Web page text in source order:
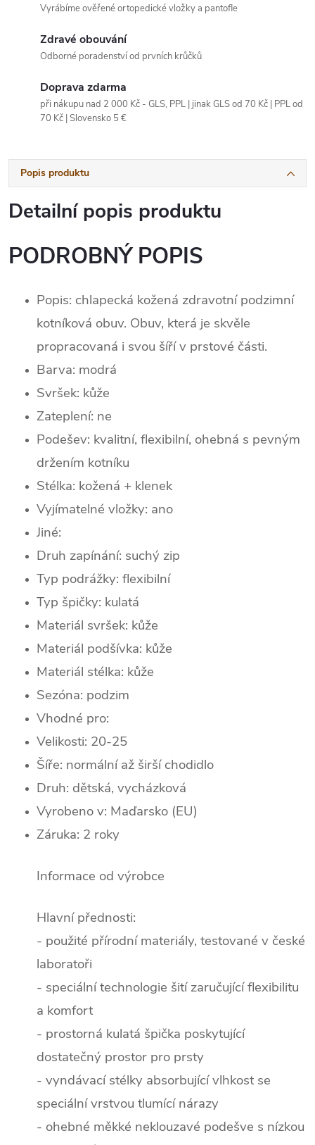
Vyrábíme ověřené ortopedické vložky a pantofle
Zdravé obouvání
Odborné poradenství od prvních krůčků
Doprava zdarma
při nákupu nad 2 000 Kč - GLS, PPL | jinak GLS od 70 Kč | PPL od
70 Kč | Slovensko 5 €
Popis produktu
Detailní popis produktu
PODROBNÝ POPIS
Popis: chlapecká kožená zdravotní podzimní
kotníková obuv. Obuv, která je skvěle
propracovaná i svou šíří v prstové části.
Barva: modrá
Svršek: kůže
Zateplení: ne
Podešev: kvalitní, flexibilní, ohebná s pevným
držením kotníku
Stélka: kožená + klenek
Vyjímatelné vložky: ano
Jiné:
Druh zapínání: suchý zip
Typ podrážky: flexibilní
Typ špičky: kulatá
Materiál svršek: kůže
Materiál podšívka: kůže
Materiál stélka: kůže
Sezóna: podzim
Vhodné pro:
Velikosti: 20-25
Šíře: normální až širší chodidlo
Druh: dětská, vycházková
Vyrobeno v: Maďarsko (EU)
Záruka: 2 roky
Informace od výrobce
Hlavní přednosti:
- použité přírodní materiály, testované v české
laboratoři
- speciální technologie šití zaručující flexibilitu
a komfort
- prostorná kulatá špička poskytující
dostatečný prostor pro prsty
- vyndávací stélky absorbující vlhkost se
speciální vrstvou tlumící nárazy
- ohebné měkké neklouzavé podešve s nízkou